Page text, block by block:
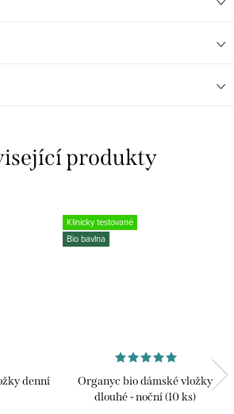
produkty
denní
Klinicky testované
Bio bavlna
Organyc bio dámské vložky
dlouhé - noční (10 ks)